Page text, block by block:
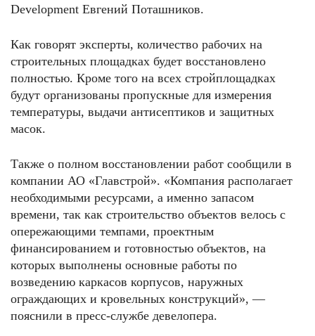
Development Евгений Поташников.
Как говорят эксперты, количество рабочих на
строительных площадках будет восстановлено
полностью. Кроме того на всех стройплощадках
будут организованы пропускные для измерения
температуры, выдачи антисептиков и защитных
масок.
Также о полном восстановлении работ сообщили в
компании АО «Главстрой». «Компания располагает
необходимыми ресурсами, а именно запасом
времени, так как строительство объектов велось с
опережающими темпами, проектным
финансированием и готовностью объектов, на
которых выполнены основные работы по
возведению каркасов корпусов, наружных
ограждающих и кровельных конструкций», —
пояснили в пресс-службе девелопера.